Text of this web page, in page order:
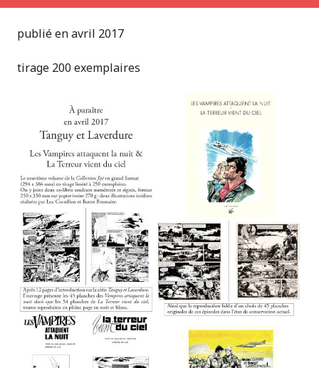
publié en avril 2017
tirage 200 exemplaires